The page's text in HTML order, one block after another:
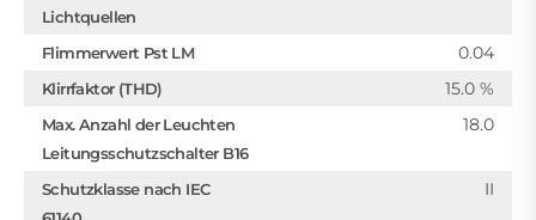
Lichtquellen
Flimmerwert Pst LM 0.04
Klirrfaktor (THD) 15.0 %
Max. Anzahl der Leuchten
Leitungsschutzschalter B16
18.0
Schutzklasse nach IEC
II